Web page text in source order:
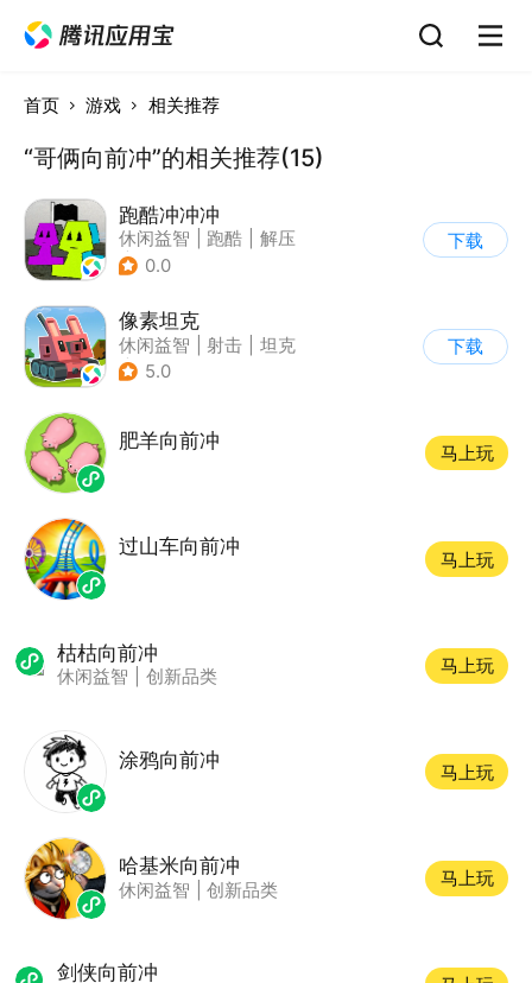
首页 游戏 相关推荐
“哥俩向前冲”的相关推荐(15)
跑酷冲冲冲
休闲益智 跑酷
解压
| 清新
0.0
下载
像素坦克
休闲益智 射击
坦克
| 像素风
5.0
下载
肥羊向前冲
马上玩
过山车向前冲
马上玩
枯枯向前冲
休闲益智 创新品类
马上玩
涂鸦向前冲
马上玩
哈基米向前冲
休闲益智 创新品类
马上玩
剑侠向前冲